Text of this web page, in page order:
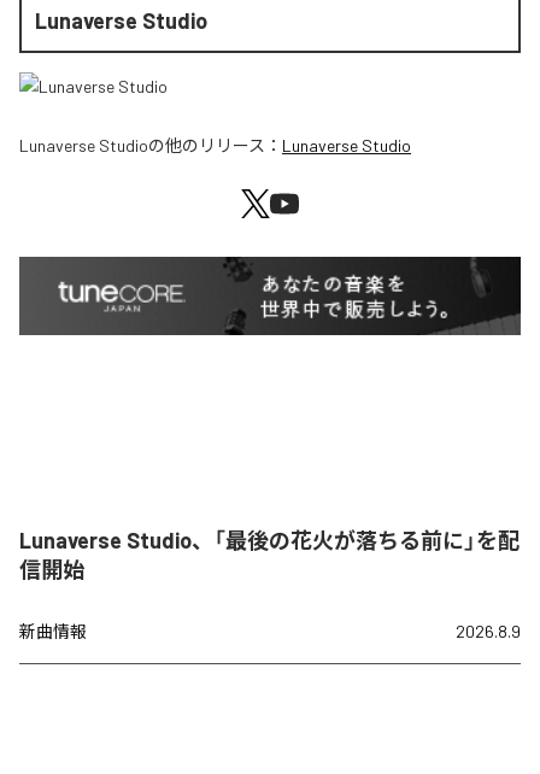
Lunaverse Studio
Lunaverse Studioの他のリリース： Lunaverse Studio
Lunaverse Studio、「最後の花火が落ちる前に」を配
信開始
新曲情報 2026.8.9